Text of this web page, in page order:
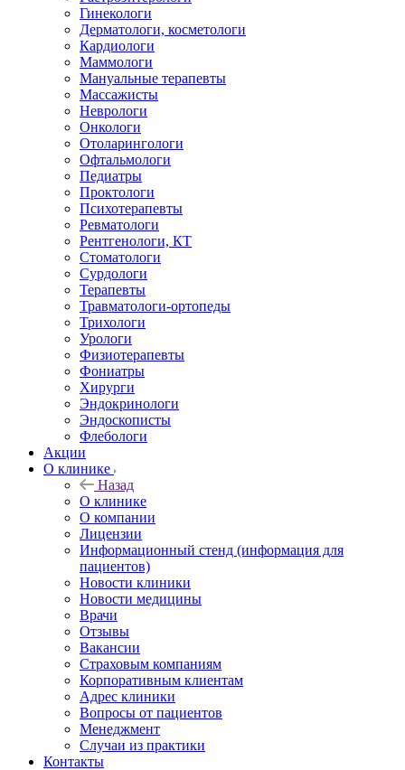
Гинекологи
Дерматологи, косметологи
Кардиологи
Маммологи
Мануальные терапевты
Массажисты
Неврологи
Онкологи
Отоларингологи
Офтальмологи
Педиатры
Проктологи
Психотерапевты
Ревматологи
Рентгенологи, КТ
Стоматологи
Сурдологи
Терапевты
Травматологи-ортопеды
Трихологи
Урологи
Физиотерапевты
Фониатры
Хирурги
Эндокринологи
Эндоскописты
Флебологи
Акции
О клинике
Назад
О клинике
О компании
Лицензии
Информационный стенд (информация для
пациентов)
Новости клиники
Новости медицины
Врачи
Отзывы
Вакансии
Страховым компаниям
Корпоративным клиентам
Адрес клиники
Вопросы от пациентов
Менеджмент
Случаи из практики
Контакты